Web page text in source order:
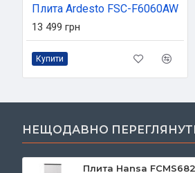
Плита Ardesto FSC-F6060AW
13 499 грн
Купити
НЕЩОДАВНО ПЕРЕГЛЯНУТІ
Плита Hansa